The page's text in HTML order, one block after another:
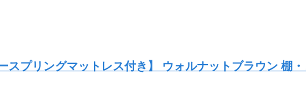
プリングマットレス付き】 ウォルナットブラウン 棚